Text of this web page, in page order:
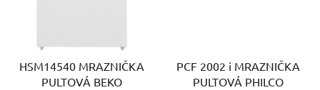
HSM14540 MRAZNIČKA
PULTOVÁ BEKO
PCF 2002 i MRAZNIČKA
PULTOVÁ PHILCO